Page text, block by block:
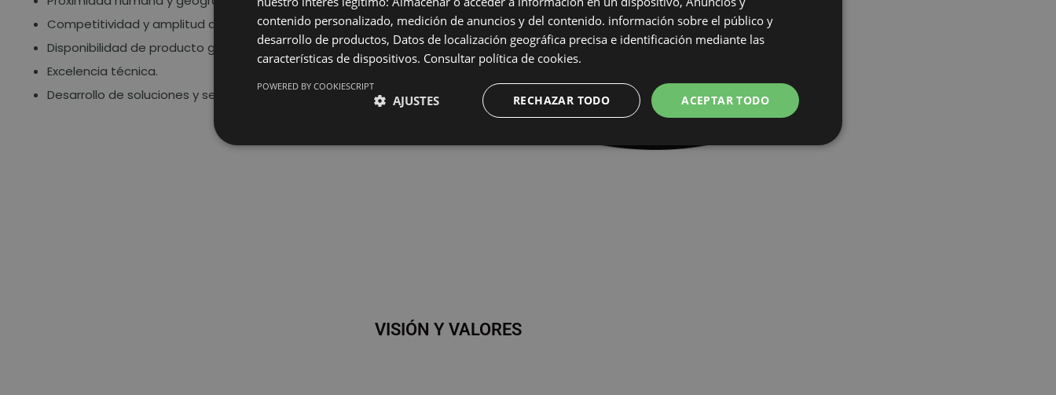
Competitividad y amplitud de nuestra oferta.
Disponibilidad de producto garantizada.
Excelencia técnica.
Desarrollo de soluciones y servicios eficientes.
VISIÓN Y VALORES
contenido personalizado, medición de anuncios y del contenido. información sobre el público y
desarrollo de productos, Datos de localización geográfica precisa e identificación mediante las
características de dispositivos. Consultar política de cookies.
ACEPTAR TODO
RECHAZAR TODO
AJUSTES
POWERED BY COOKIESCRIPT